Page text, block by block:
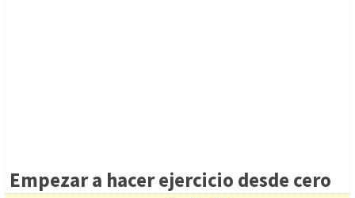
Empezar a hacer ejercicio desde cero